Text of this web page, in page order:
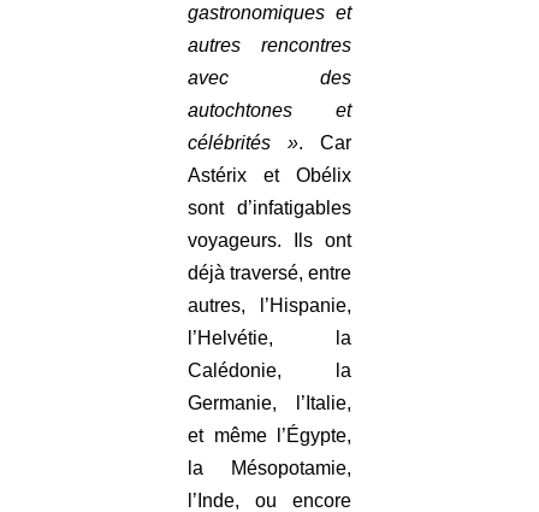
gastronomiques et
autres rencontres
avec des
autochtones et
célébrités ». Car
Astérix et Obélix
sont d’infatigables
voyageurs. Ils ont
déjà traversé, entre
autres, l’Hispanie,
l’Helvétie, la
Calédonie, la
Germanie, l’Italie,
et même l’Égypte,
la Mésopotamie,
l’Inde, ou encore